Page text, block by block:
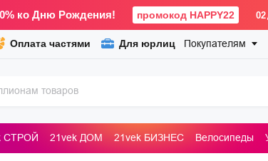
ко Дню Рождения! промокод HAPPY22 02
Оплата частями Для юрлиц Покупателям
СТРОЙ 21vek ДОМ 21vek БИЗНЕС Велосипеды